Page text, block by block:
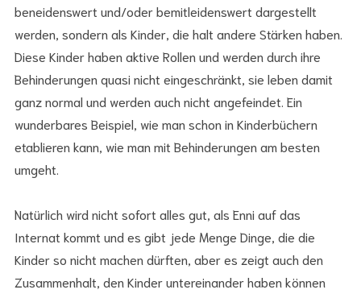
beneidenswert und/oder bemitleidenswert dargestellt
werden, sondern als Kinder, die halt andere Stärken haben.
Diese Kinder haben aktive Rollen und werden durch ihre
Behinderungen quasi nicht eingeschränkt, sie leben damit
ganz normal und werden auch nicht angefeindet. Ein
wunderbares Beispiel, wie man schon in Kinderbüchern
etablieren kann, wie man mit Behinderungen am besten
umgeht.
Natürlich wird nicht sofort alles gut, als Enni auf das
Internat kommt und es gibt jede Menge Dinge, die die
Kinder so nicht machen dürften, aber es zeigt auch den
Zusammenhalt, den Kinder untereinander haben können